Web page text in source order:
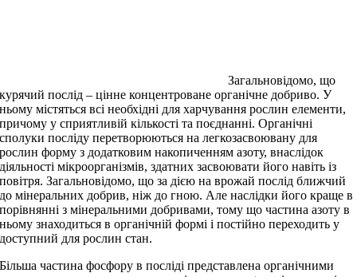
Загальновідомо, що
курячий послід – цінне концентроване органічне добриво. У
ньому містяться всі необхідні для харчування рослин елементи,
причому у сприятливій кількості та поєднанні. Органічні
сполуки посліду перетворюються на легкозасвоювану для
рослин форму з додатковим накопиченням азоту, внаслідок
діяльності мікроорганізмів, здатних засвоювати його навіть із
повітря. Загальновідомо, що за дією на врожай послід ближчий
до мінеральних добрив, ніж до гною. Але наслідки його краще в
порівнянні з мінеральними добривами, тому що частина азоту в
ньому знаходиться в органічній формі і постійно переходить у
доступний для рослин стан.
Більша частина фосфору в посліді представлена органічними